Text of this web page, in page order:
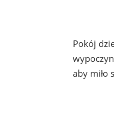
Pokój
aby miło